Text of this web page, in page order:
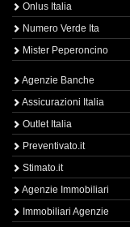
Onlus Italia
Numero Verde Ita
Mister Peperoncino
Agenzie Banche
Assicurazioni Italia
Outlet Italia
Preventivato.it
Stimato.it
Agenzie Immobiliari
Immobiliari Agenzie